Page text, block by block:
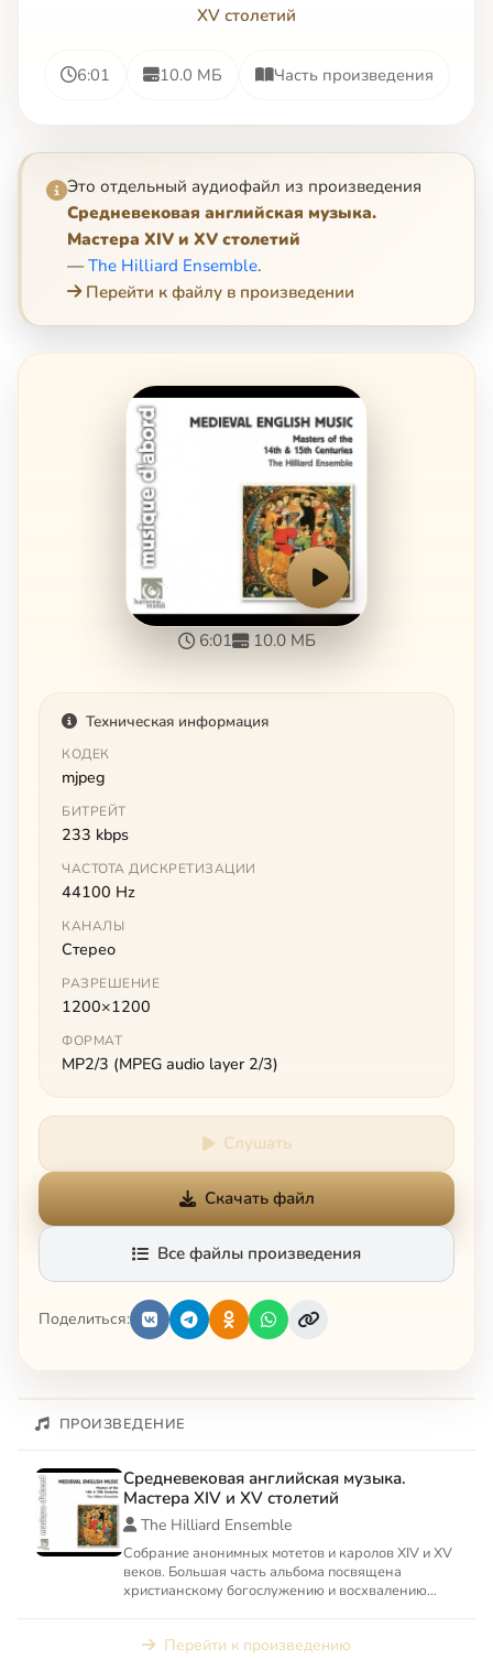
XV столетий
6:01 10.0 МБ Часть произведения
Это отдельный аудиофайл из произведения
Средневековая английская музыка.
Мастера XIV и XV столетий
— The Hilliard Ensemble.
Перейти к файлу в произведении
6:01 10.0 МБ
Техническая информация
КОДЕК
mjpeg
БИТРЕЙТ
233 kbps
ЧАСТОТА ДИСКРЕТИЗАЦИИ
44100 Hz
КАНАЛЫ
Стерео
РАЗРЕШЕНИЕ
1200×1200
ФОРМАТ
MP2/3 (MPEG audio layer 2/3)
Слушать
Скачать файл
Все файлы произведения
Поделиться:
ПРОИЗВЕДЕНИЕ
Средневековая английская музыка.
Мастера XIV и XV столетий
The Hilliard Ensemble
Собрание анонимных мотетов и каролов XIV и XV
веков. Большая часть альбома посвящена
христианскому богослужению и восхвалению
Перейти к произведению